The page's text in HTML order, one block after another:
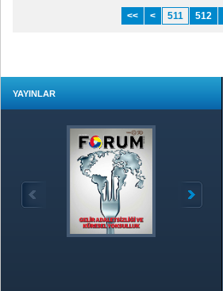
<< < 511 512
YAYINLAR